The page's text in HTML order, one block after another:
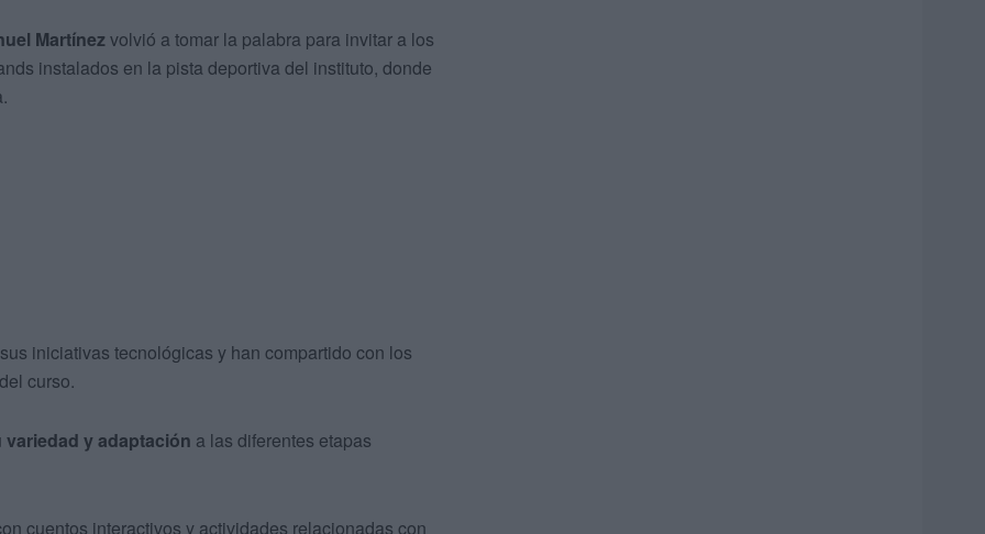
Martínezvolvió a tomar la palabra para invitar a los
instalados en la pista deportiva del instituto, donde
iniciativas tecnológicas y han compartido con los
curso.
variedad y adaptación a las diferentes etapas
cuentos interactivos y actividades relacionadas con